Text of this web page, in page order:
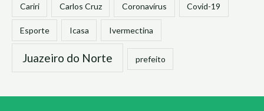
Cariri Carlos Cruz Coronavírus Covid-19
Esporte Icasa Ivermectina
Juazeiro do Norte prefeito